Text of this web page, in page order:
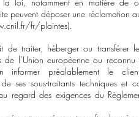
peuvent déposer une réclamation
fr/plaintes).
de traiter, héberger ou transférer
de l’Union européenne ou
informer préalablement le
ses sous-traitants techniques et
regard des exigences du